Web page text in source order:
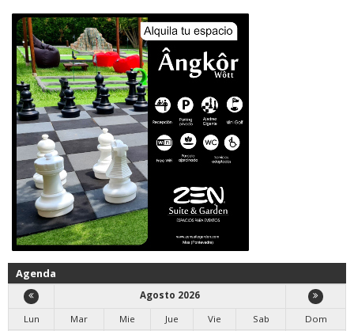
Agenda
Agosto 2026
Lun
Mar Mie Jue Vie Sab
Dom